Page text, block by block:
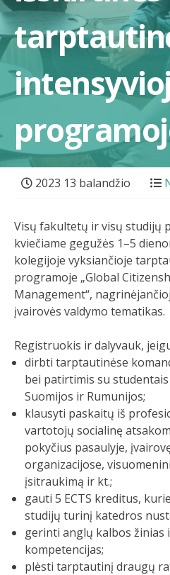
2023 13 balandžio
Visų fakultetų ir visų studijų
kviečiame gegužės 1–5
kolegijoje vyksiančioje
programoje „Global
Management“,
įvairovės valdymo tematikas.
Registruokis ir dalyvauk,
dirbti tarptautinėse
bei patirtimis su
Suomijos ir Rumunijos;
klausyti paskaitų iš
vartotojų socialinę
pokyčius pasaulyje,
organizacijose,
įsitraukimą ir kt.;
gauti 5 ECTS kreditus,
studijų turinį katedros
gerinti anglų kalbos
kompetencijas;
plėsti tarptautinį draugų